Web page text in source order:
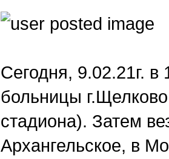
Сегодня, 9.02.21г. в
больницы
стадиона). Затем
Архангельское, в